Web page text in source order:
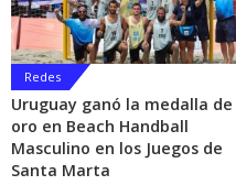
Redes
Uruguay ganó la medalla de
oro en Beach Handball
Masculino en los Juegos de
Santa Marta